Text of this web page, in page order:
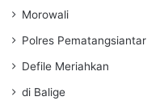
Morowali
Polres Pematangsiantar
Defile Meriahkan
di Balige